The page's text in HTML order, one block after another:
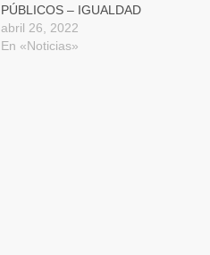
PÚBLICOS – IGUALDAD
abril 26, 2022
En «Noticias»